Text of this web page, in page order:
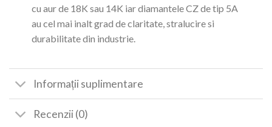
cu aur de 18K sau 14K iar diamantele CZ de tip 5A
au cel mai inalt grad de claritate, stralucire si
durabilitate din industrie.
Informații suplimentare
Recenzii (0)